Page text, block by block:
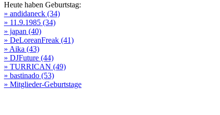
Heute haben Geburtstag:
» andidaneck (34)
» 11.9.1985 (34)
» japan (40)
» DeLoreanFreak (41)
» Aika (43)
» DJFuture (44)
» TURRICAN (49)
» bastinado (53)
» Mitglieder-Geburtstage